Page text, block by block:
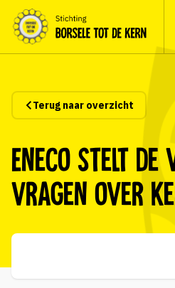
Terug naar overzicht
Eneco stelt de
vragen over